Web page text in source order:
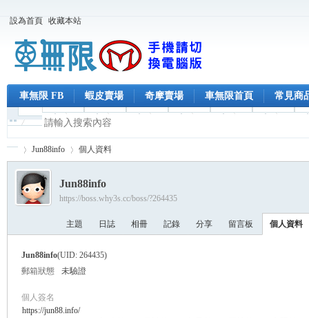
設為首頁 收藏本站
車無限 FB 蝦皮賣場 奇摩賣場 車無限首頁 常見商
›
Jun88info 個人資料
Jun88info
https://boss.why3s.cc/boss/?264435
主題 日誌 相冊 記錄 分享 留言板 個人資料
Jun88info(UID: 264435)
郵箱狀態
未驗證
個人簽名
https://jun88.info/